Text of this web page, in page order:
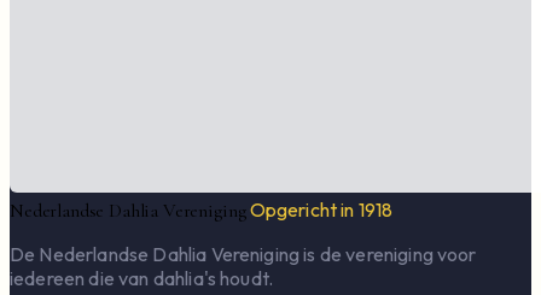
Nederlandse Dahlia VerenigingOpgericht in 1918
De Nederlandse Dahlia Vereniging is de vereniging voor
iedereen die van dahlia's houdt.